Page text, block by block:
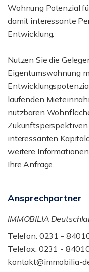
Wohnung Potenzial
damit interessante
Entwicklung.
Nutzen Sie die
Eigentumswohnung
laufenden
nutzbaren
interessanten
weitere Informationen
Ihre Anfrage.
Ansprechpartner
IMMOBILIA
Telefon: 0231 -
Telefax: 0231 -
kontakt@immobilia-